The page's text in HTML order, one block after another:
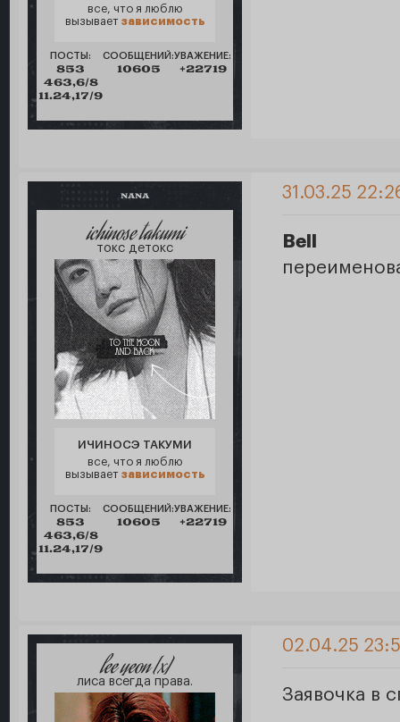
все, что я люблю
вызывает зависимость
ПОСТЫ:
853
463,6/8
11.24,17/9
СООБЩЕНИЙ:
10605
УВАЖЕНИЕ:
+22719
NANA
ichinose takumi
токс детокс
ИЧИНОСЭ ТАКУМИ
все, что я люблю
вызывает зависимость
ПОСТЫ:
853
463,6/8
11.24,17/9
СООБЩЕНИЙ:
10605
УВАЖЕНИЕ:
+22719
31.03.25
Bell
lee yeon [x]
лиса всегда права.
02.04.25
Заявочка в